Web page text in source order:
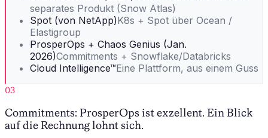
separates Produkt (Snow Atlas)
Spot (von NetApp)K8s + Spot über Ocean /
Elastigroup
ProsperOps + Chaos Genius (Jan.
2026)Commitments + Snowflake/Databricks
Cloud Intelligence™Eine Plattform, aus einem Guss
03
Commitments: ProsperOps ist exzellent. Ein Blick
auf die Rechnung lohnt sich.